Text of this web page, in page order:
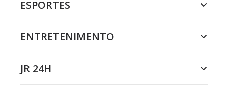
ESPORTES
ENTRETENIMENTO
JR 24H